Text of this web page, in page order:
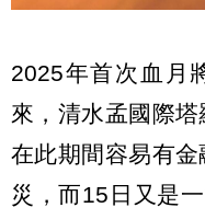
2025年首次血月
來，清水孟國際
在此期間容易有
災，而15日又是